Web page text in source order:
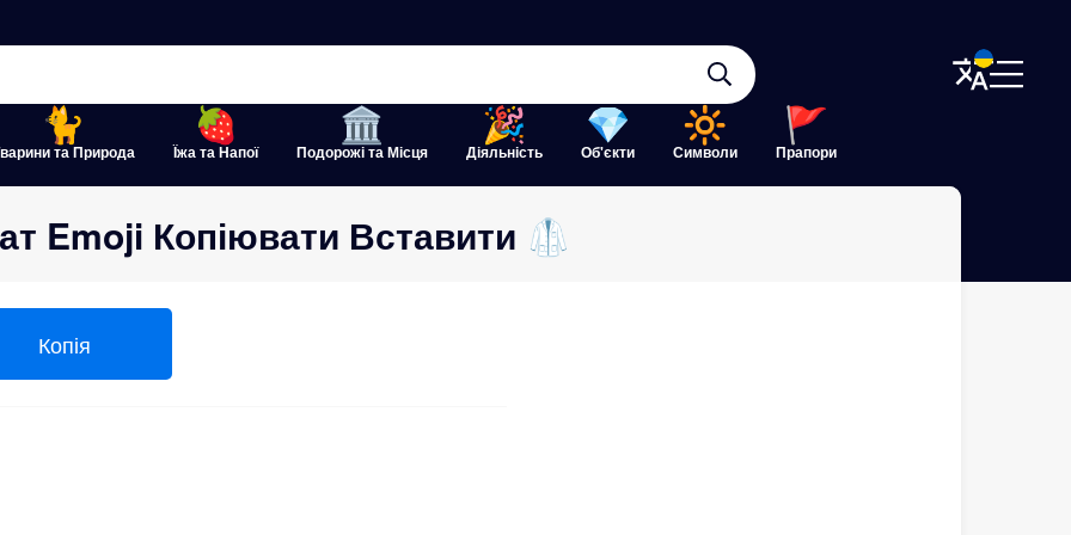
та Природа Їжа та Напої Подорожі та Місця Діяльність Об'єкти Символи Прапори
Emoji Копіювати Вставити 🥼
Копія